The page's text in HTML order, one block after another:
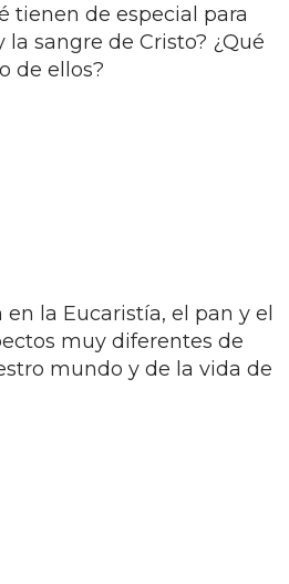
tienen de especial para
sangre de Cristo? ¿Qué
de ellos?
la Eucaristía, el pan y el
muy diferentes de
mundo y de la vida de